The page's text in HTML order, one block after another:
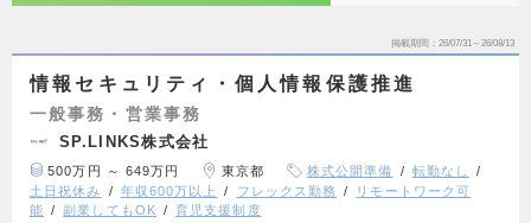
掲載期間 26/07/31～26/08/13
情報セキュリティ・個人情報保護推進
一般事務・営業事務
SP.LINKS株式会社
500万円 ～ 649万円 東京都 株式公開準備
転勤なし
土日祝休み
年収600万以上 フレックス勤務
リモートワーク可
能
副業してもOK 育児支援制度